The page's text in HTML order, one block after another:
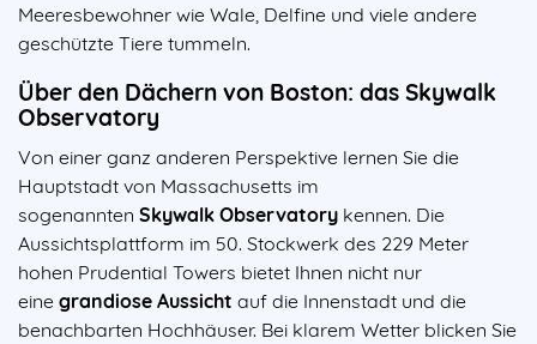
Meeresbewohner wie Wale, Delfine und viele andere
geschützte Tiere tummeln.
Über den Dächern von Boston: das Skywalk
Observatory
Von einer ganz anderen Perspektive lernen Sie die
Hauptstadt von Massachusetts im
sogenannten Skywalk Observatory kennen. Die
Aussichtsplattform im 50. Stockwerk des 229 Meter
hohen Prudential Towers bietet Ihnen nicht nur
eine grandiose Aussicht auf die Innenstadt und die
benachbarten Hochhäuser. Bei klarem Wetter blicken Sie